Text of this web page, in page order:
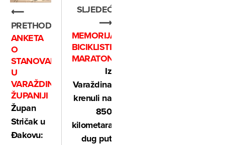
⟵
PRETHODNO
ANKETA
O
STANOVANJU
U
VARAŽDINSKOJ
ŽUPANIJI
Župan
Stričak u
Đakovu:
SLJEDEĆE
⟶
MEMORIJALNI
BICIKLISTIČKI
MARATON
Iz
Varaždina
krenuli na
850
kilometara
dug put